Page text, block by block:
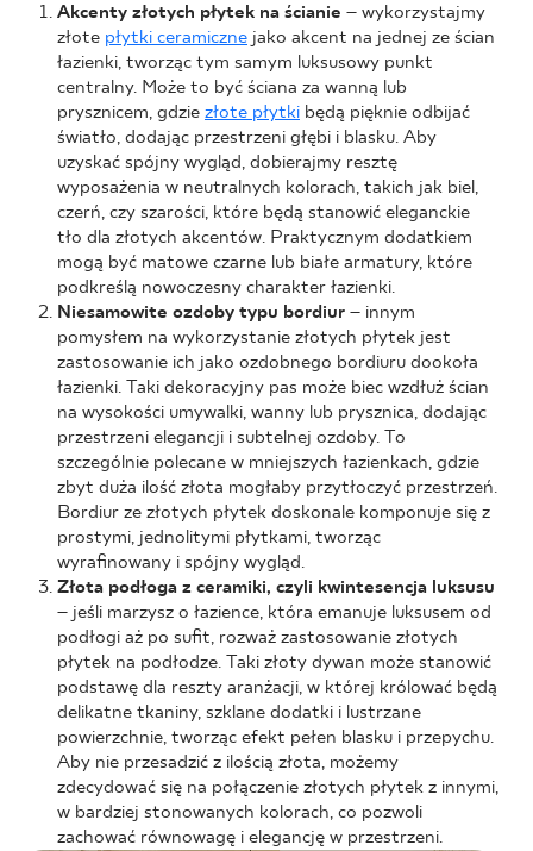
Akcenty złotych płytek na ścianie – wykorzystajmy
złote płytki ceramiczne jako akcent na jednej ze ścian
łazienki, tworząc tym samym luksusowy punkt
centralny. Może to być ściana za wanną lub
prysznicem, gdzie złote płytki będą pięknie odbijać
światło, dodając przestrzeni głębi i blasku. Aby
uzyskać spójny wygląd, dobierajmy resztę
wyposażenia w neutralnych kolorach, takich jak biel,
czerń, czy szarości, które będą stanowić eleganckie
tło dla złotych akcentów. Praktycznym dodatkiem
mogą być matowe czarne lub białe armatury, które
podkreślą nowoczesny charakter łazienki.
Niesamowite ozdoby typu bordiur – innym
pomysłem na wykorzystanie złotych płytek jest
zastosowanie ich jako ozdobnego bordiuru dookoła
łazienki. Taki dekoracyjny pas może biec wzdłuż ścian
na wysokości umywalki, wanny lub prysznica, dodając
przestrzeni elegancji i subtelnej ozdoby. To
szczególnie polecane w mniejszych łazienkach, gdzie
zbyt duża ilość złota mogłaby przytłoczyć przestrzeń.
Bordiur ze złotych płytek doskonale komponuje się z
prostymi, jednolitymi płytkami, tworząc
wyrafinowany i spójny wygląd.
Złota podłoga z ceramiki, czyli kwintesencja luksusu
– jeśli marzysz o łazience, która emanuje luksusem od
podłogi aż po sufit, rozważ zastosowanie złotych
płytek na podłodze. Taki złoty dywan może stanowić
podstawę dla reszty aranżacji, w której królować będą
delikatne tkaniny, szklane dodatki i lustrzane
powierzchnie, tworząc efekt pełen blasku i przepychu.
Aby nie przesadzić z ilością złota, możemy
zdecydować się na połączenie złotych płytek z innymi,
w bardziej stonowanych kolorach, co pozwoli
zachować równowagę i elegancję w przestrzeni.